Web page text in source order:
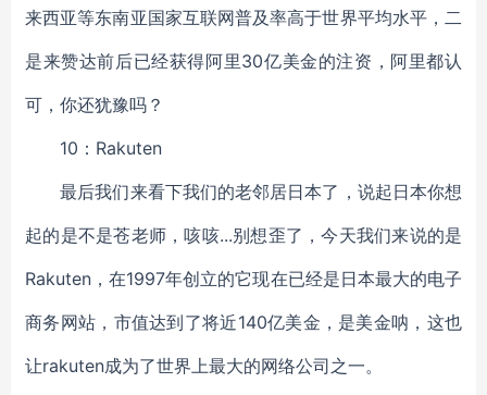
来西亚等东南亚国家互联网普及率高于世界平均水平，二
是来赞达前后已经获得阿里30亿美金的注资，阿里都认
可，你还犹豫吗？
10：Rakuten
最后我们来看下我们的老邻居日本了，说起日本你想
起的是不是苍老师，咳咳...别想歪了，今天我们来说的是
Rakuten，在1997年创立的它现在已经是日本最大的电子
商务网站，市值达到了将近140亿美金，是美金呐，这也
让rakuten成为了世界上最大的网络公司之一。